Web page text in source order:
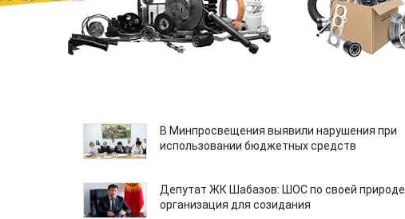
В Минпросвещения выявили нарушения при
использовании бюджетных средств
Депутат ЖК Шабазов: ШОС по своей природе
организация для созидания